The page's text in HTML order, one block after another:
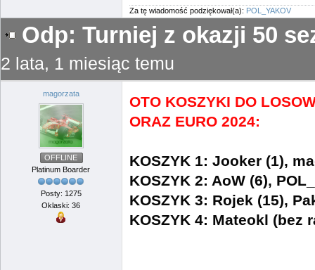
Za tę wiadomość podziękował(a): POL_YAKOV
Odp: Turniej z okazji 50
2 lata, 1 miesiąc temu
magorzata
OFFLINE
Platinum Boarder
Posty: 1275
Oklaski: 36
OTO KOSZYKI DO
ORAZ EURO 2024:
KOSZYK 1: Jooker (1),
KOSZYK 2: AoW (6),
KOSZYK 3: Rojek (15),
KOSZYK 4: Mateokl (bez